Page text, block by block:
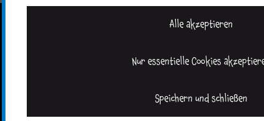
Kundeninformation
Alle akzeptieren
Nur essentielle Cookies
Speichern und schließen